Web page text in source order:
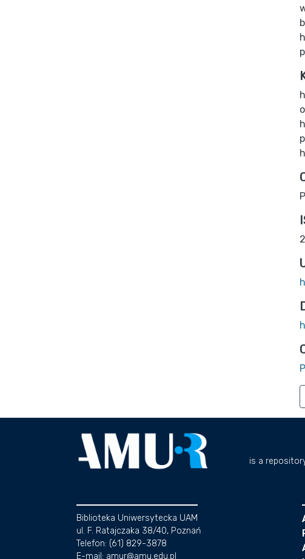
is a
Biblioteka Uniwersytecka UAM
ul. F. Ratajczaka 38/40, Poznań
Telefon: (61) 829-3878
E-mail: amur@amu.edu.pl